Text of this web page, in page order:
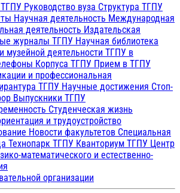
Руководство вуза Структура ТГПУ
Научная деятельность Международная
деятельность Издательская
журналы ТГПУ Научная библиотека
музейной деятельности ТГПУ в
Корпуса ТГПУ Прием в ТГПУ
и профессиональная
ТГПУ Научные достижения Стоп-
Выпускники ТГПУ
Студенческая жизнь
и трудоустройство
Новости факультетов Специальная
Технопарк ТГПУ Кванториум ТГПУ Центр
математического и естественно-
организации